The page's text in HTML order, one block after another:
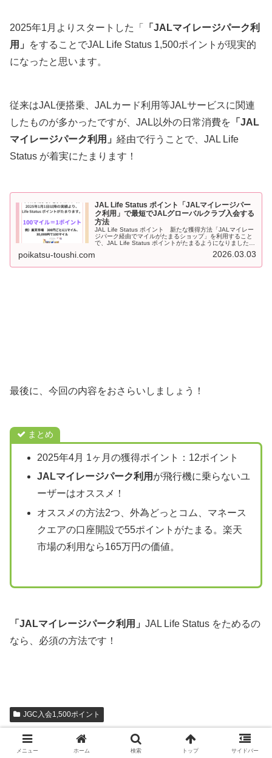
2025年1月よりスタートした「
「JALマイレージパーク利
用」
をすることでJAL Life Status 1,500ポイントが現実的
になったと思います。
従来はJAL便搭乗、JALカード利用等JALサービスに関連
したものが多かったですが、JAL以外の日常消費を 「JAL
マイレージパーク利用」 経由で行うことで、JAL Life
Status が着実にたまります！
JAL Life Status ポイント「JALマイレージパー
ク利用」で最短でJALグローバルクラブ入会する
方法
JAL Life Status ポイント 新たな獲得方法「JALマイレー
ジパーク経由でマイルがたまるショップ」を利用すること
で、JAL Life Status ポイントがたまるようになりました！
poikatsu-toushi.com 2026.03.03
最後に、今回の内容をおさらいしましょう！
まとめ
2025年4月 1ヶ月の獲得ポイント：12ポイント
JALマイレージパーク利用 が飛行機に乗らないユ
ーザーはオススメ！
オススメの方法2つ、外為どっとコム、マネース
クエアの口座開設で55ポイントがたまる。楽天
市場の利用なら165万円の価値。
「JALマイレージパーク利用」 JAL Life Status をためるの
なら、必須の方法です！
JGC入会1,500ポイント
スポンサーリンク
メニュー ホーム 検索 トップ サイドバー